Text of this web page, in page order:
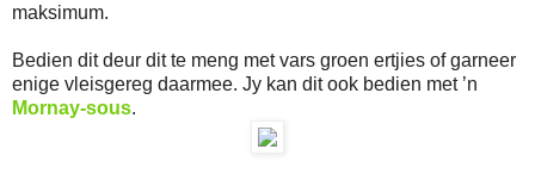
maksimum.
Bedien dit deur dit te meng met vars groen ertjies of garneer
enige vleisgereg daarmee. Jy kan dit ook bedien met ’n
Mornay-sous.